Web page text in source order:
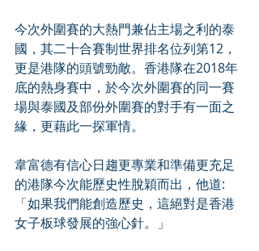
今次外圍賽的大熱門兼佔主場之利的泰
國，其二十合賽制世界排名位列第12，
更是港隊的頭號勁敵。香港隊在2018年
底的熱身賽中，於今次外圍賽的同一賽
場與泰國及部份外圍賽的對手有一面之
緣，更藉此一探軍情。
韋富德有信心日趨更專業和準備更充足
的港隊今次能歷史性脫穎而出，他道:
「如果我們能創造歷史，這絕對是香港
女子板球發展的強心針。」